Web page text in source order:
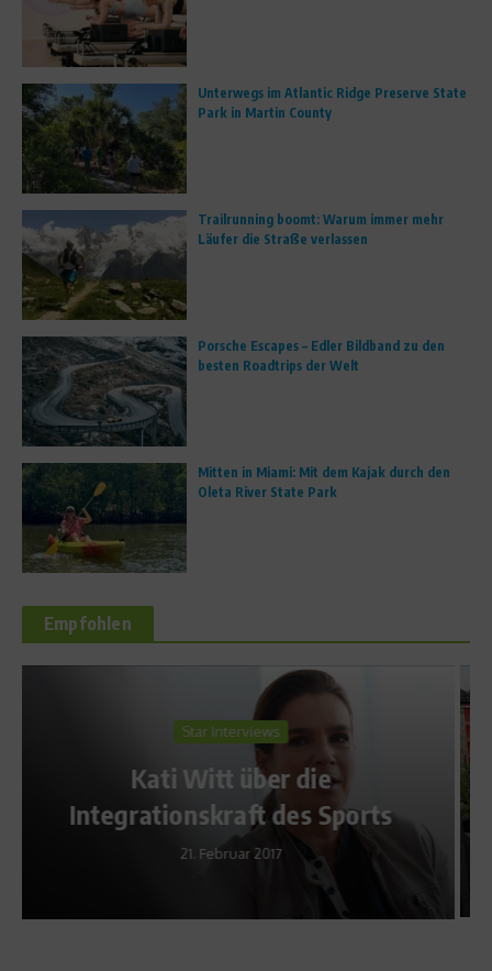
Unterwegs im Atlantic Ridge Preserve State
Park in Martin County
Trailrunning boomt: Warum immer mehr
Läufer die Straße verlassen
Porsche Escapes – Edler Bildband zu den
besten Roadtrips der Welt
Mitten in Miami: Mit dem Kajak durch den
Oleta River State Park
Empfohlen
Produktvorstellungen
Weg mit dem Fett –
Körperanalyse mit Tanita BC
601
22. Juli 2010